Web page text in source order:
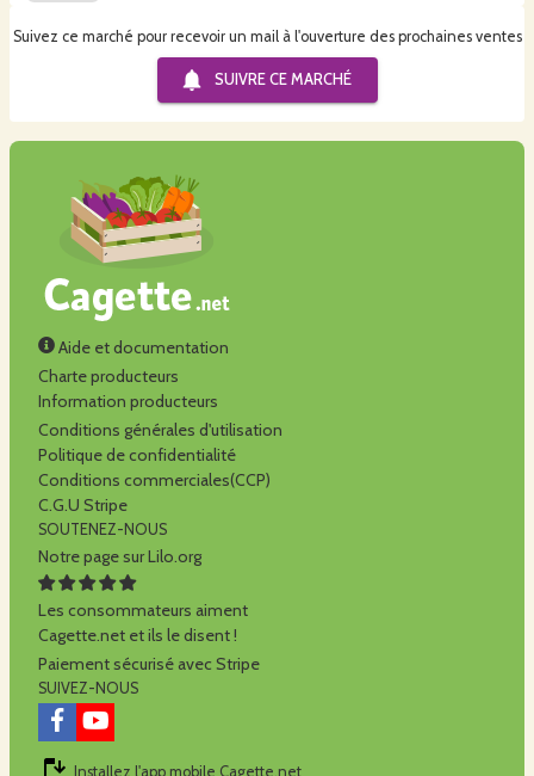
Suivez ce marché pour recevoir un mail à l'ouverture des prochaines ventes
SUIVRE CE MARCHÉ
Aide et documentation
Charte producteurs
Information producteurs
Conditions générales d'utilisation
Politique de confidentialité
Conditions commerciales(CCP)
C.G.U Stripe
SOUTENEZ-NOUS
Notre page sur Lilo.org
Les consommateurs aiment
Cagette.net et ils le disent !
Paiement sécurisé avec Stripe
SUIVEZ-NOUS
Installez l'app mobile Cagette.net